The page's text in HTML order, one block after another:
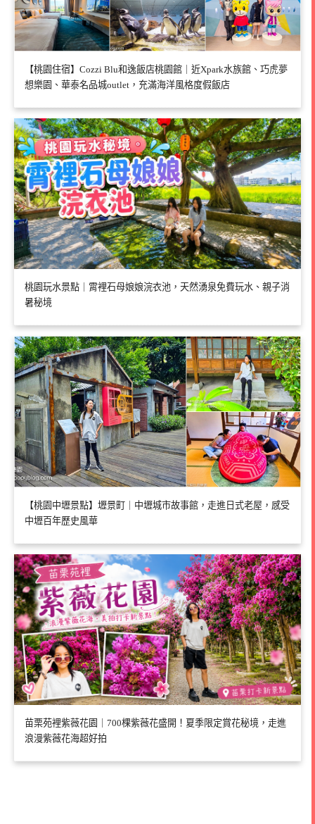
【桃園住宿】Cozzi Blu和逸飯店桃園館｜近Xpark水族館、巧虎夢
想樂園、華泰名品城outlet，充滿海洋風格度假飯店
桃園玩水景點｜霄裡石母娘娘浣衣池，天然湧泉免費玩水、親子消
暑秘境
【桃園中壢景點】壢景町｜中壢城市故事館，走進日式老屋，感受
中壢百年歷史風華
苗栗苑裡紫薇花園｜700棵紫薇花盛開！夏季限定賞花秘境，走進
浪漫紫薇花海超好拍